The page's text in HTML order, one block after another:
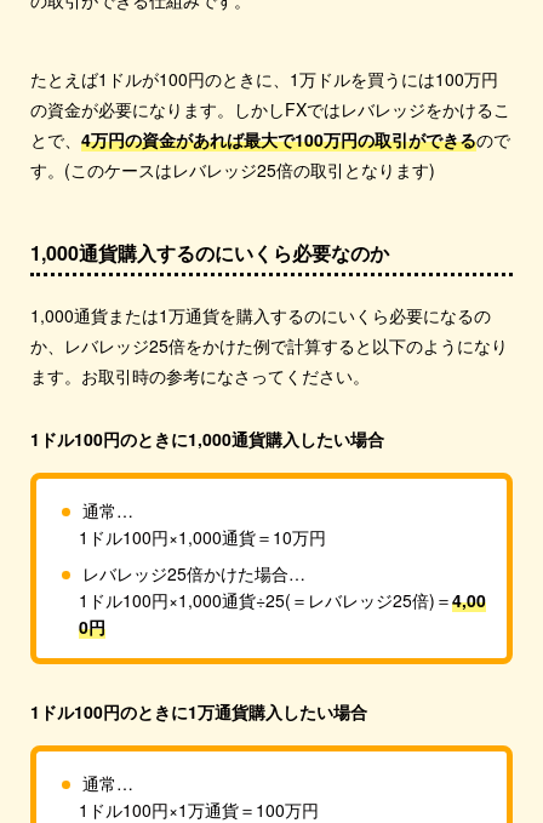
たとえば1ドルが100円のときに、1万ドルを買うには100万円
の資金が必要になります。しかしFXではレバレッジをかけるこ
とで、 4万円の資金があれば最大で100万円の取引ができるので
す。(このケースはレバレッジ25倍の取引となります)
1,000通貨購入するのにいくら必要なのか
1,000通貨または1万通貨を購入するのにいくら必要になるの
か、レバレッジ25倍をかけた例で計算すると以下のようになり
ます。お取引時の参考になさってください。
1ドル100円のときに1,000通貨購入したい場合
通常…
1ドル100円×1,000通貨＝10万円
レバレッジ25倍かけた場合…
1ドル100円×1,000通貨÷25(＝レバレッジ25倍)＝4,00
0円
1ドル100円のときに1万通貨購入したい場合
通常…
1ドル100円×1万通貨＝100万円